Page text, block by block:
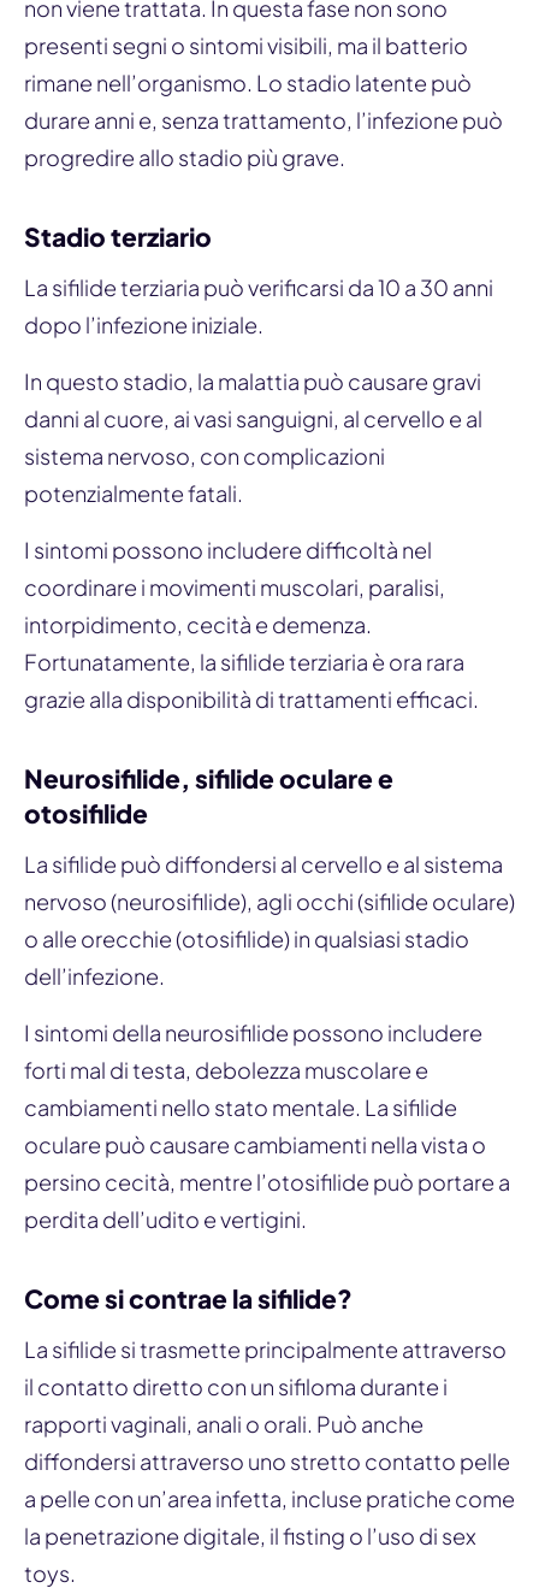
non viene trattata. In questa fase non sono
presenti segni o sintomi visibili, ma il batterio
rimane nell’organismo. Lo stadio latente può
durare anni e, senza trattamento, l’infezione può
progredire allo stadio più grave.
Stadio terziario
La sifilide terziaria può verificarsi da 10 a 30 anni
dopo l’infezione iniziale.
In questo stadio, la malattia può causare gravi
danni al cuore, ai vasi sanguigni, al cervello e al
sistema nervoso, con complicazioni
potenzialmente fatali.
I sintomi possono includere difficoltà nel
coordinare i movimenti muscolari, paralisi,
intorpidimento, cecità e demenza.
Fortunatamente, la sifilide terziaria è ora rara
grazie alla disponibilità di trattamenti efficaci.
Neurosifilide, sifilide oculare e
otosifilide
La sifilide può diffondersi al cervello e al sistema
nervoso (neurosifilide), agli occhi (sifilide oculare)
o alle orecchie (otosifilide) in qualsiasi stadio
dell’infezione.
I sintomi della neurosifilide possono includere
forti mal di testa, debolezza muscolare e
cambiamenti nello stato mentale. La sifilide
oculare può causare cambiamenti nella vista o
persino cecità, mentre l’otosifilide può portare a
perdita dell’udito e vertigini.
Come si contrae la sifilide?
La sifilide si trasmette principalmente attraverso
il contatto diretto con un sifiloma durante i
rapporti vaginali, anali o orali. Può anche
diffondersi attraverso uno stretto contatto pelle
a pelle con un’area infetta, incluse pratiche come
la penetrazione digitale, il fisting o l’uso di sex
toys.